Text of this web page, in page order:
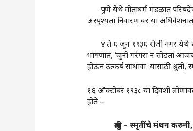
पुणे येथे गीताधर्म मंडळात परिषदेचे
अस्पृश्यता निवारणावर या
४ ते ६ जून १९३६ रोजी नगर येथे
भाषणात, ‌‘जुनी परंपरा न सोडता
होऊन उत्कर्ष साधावा यासाठी
१६ ऑक्टोबर १९३८ या दिवशी
होते –
श्रुती– स्मृतींचेमंथनकरुनी,